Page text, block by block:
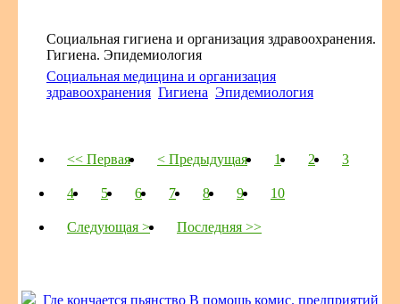
Социальная гигиена и организация здравоохранения.
Гигиена. Эпидемиология
Социальная медицина и организация
здравоохранения Гигиена Эпидемиология
<< Первая < Предыдущая 1 2 3
4 5 6 7 8 9 10
Следующая > Последняя >>
Где кончается пьянство В помощь комис. предприятий